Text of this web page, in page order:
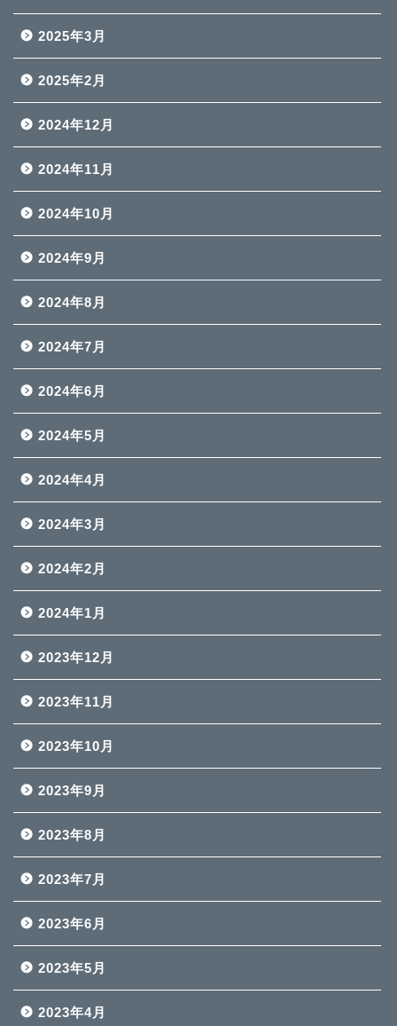
2025年3月
2025年2月
2024年12月
2024年11月
2024年10月
2024年9月
2024年8月
2024年7月
2024年6月
2024年5月
2024年4月
2024年3月
2024年2月
2024年1月
2023年12月
2023年11月
2023年10月
2023年9月
2023年8月
2023年7月
2023年6月
2023年5月
2023年4月